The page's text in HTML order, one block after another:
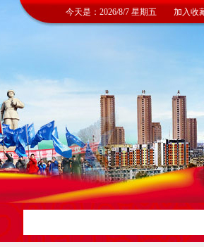
今天是：2026/8/7 星期五 加入收